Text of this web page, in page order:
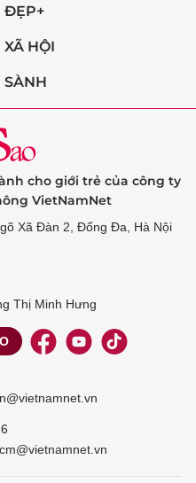
ĐẸP+
XÃ HỘI
SÀNH
cho giới trẻ của công ty
VietNamNet
Xã Đàn 2, Đống Đa, Hà Nội
Thị Minh Hưng